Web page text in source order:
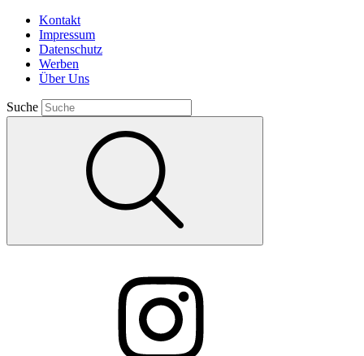
Kontakt
Impressum
Datenschutz
Werben
Über Uns
Suche